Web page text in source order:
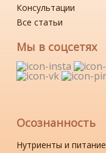
Консультации
Все статьи
Мы в соцсетях
Осознанность
Нутриенты и питание